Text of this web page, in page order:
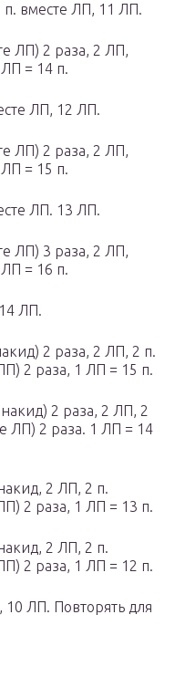
вместе ЛП, 11 ЛП.
ЛП) 2 раза, 2 ЛП,
= 14 п.
ЛП, 12 ЛП.
ЛП) 2 раза, 2 ЛП,
= 15 п.
ЛП. 13 ЛП.
ЛП) 3 раза, 2 ЛП,
= 16 п.
ЛП.
2 раза, 2 ЛП, 2 п.
2 раза, 1 ЛП = 15 п.
2 раза, 2 ЛП, 2
ЛП) 2 раза. 1 ЛП = 14
2 ЛП, 2 п.
2 раза, 1 ЛП = 13 п.
2 ЛП, 2 п.
2 раза, 1 ЛП = 12 п.
ЛП. Повторять для